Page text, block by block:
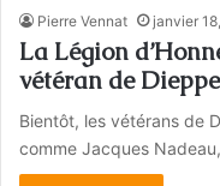
Pierre Vennat janvier
La Légion
vétéran de Dieppe
Bientôt, les vétérans de
comme Jacques